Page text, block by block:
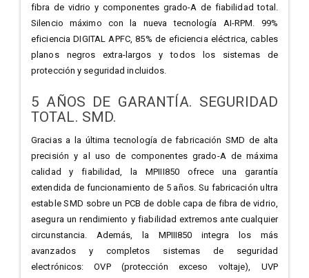
fibra de vidrio y componentes grado-A de fiabilidad total.
Silencio máximo con la nueva tecnología AI-RPM. 99%
eficiencia DIGITAL APFC, 85% de eficiencia eléctrica, cables
planos negros extra-largos y todos los sistemas de
protección y seguridad incluidos.
5 AÑOS DE GARANTÍA. SEGURIDAD
TOTAL. SMD.
Gracias a la última tecnología de fabricación SMD de alta
precisión y al uso de componentes grado-A de máxima
calidad y fiabilidad, la MPIII850 ofrece una garantía
extendida de funcionamiento de 5 años. Su fabricación ultra
estable SMD sobre un PCB de doble capa de fibra de vidrio,
asegura un rendimiento y fiabilidad extremos ante cualquier
circunstancia. Además, la MPIII850 integra los más
avanzados y completos sistemas de seguridad
electrónicos: OVP (protección exceso voltaje), UVP